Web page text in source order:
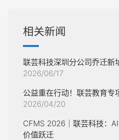
相关新闻
联芸科技深圳分公司乔迁新
2026/06/17
公益重在行动！联芸教育专
2026/04/20
CFMS 2026｜联芸科技：
价值跃迁